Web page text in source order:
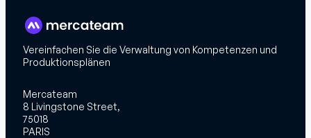
Vereinfachen Sie die Verwaltung von Kompetenzen und
Produktionsplänen
Mercateam
8 Livingstone Street,
75018
PARIS